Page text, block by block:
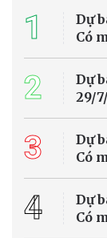
1
Dự
Có
2
Dự
29/
3
Dự
Có
4
Dự
Có